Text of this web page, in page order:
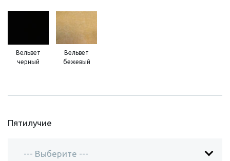
Вельвет
черный
Вельвет
бежевый
Пятилучие